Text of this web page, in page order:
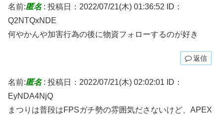
名前:匿名: 投稿日：2022/07/21(木) 01:36:52
ID：
Q2NTQxNDE
何やかんや加害行為の後に物資フォローするのが好き
返信
名前:匿名: 投稿日：2022/07/21(木) 02:02:01 ID：
EyNDA4NjQ
まつりは普段はFPSガチ勢の雰囲気ださないけど、APEX